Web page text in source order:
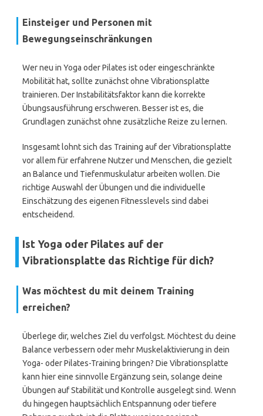
Einsteiger und Personen mit
Bewegungseinschränkungen
Wer neu in Yoga oder Pilates ist oder eingeschränkte
Mobilität hat, sollte zunächst ohne Vibrationsplatte
trainieren. Der Instabilitätsfaktor kann die korrekte
Übungsausführung erschweren. Besser ist es, die
Grundlagen zunächst ohne zusätzliche Reize zu lernen.
Insgesamt lohnt sich das Training auf der Vibrationsplatte
vor allem für erfahrene Nutzer und Menschen, die gezielt
an Balance und Tiefenmuskulatur arbeiten wollen. Die
richtige Auswahl der Übungen und die individuelle
Einschätzung des eigenen Fitnesslevels sind dabei
entscheidend.
Ist Yoga oder Pilates auf der
Vibrationsplatte das Richtige für dich?
Was möchtest du mit deinem Training
erreichen?
Überlege dir, welches Ziel du verfolgst. Möchtest du deine
Balance verbessern oder mehr Muskelaktivierung in dein
Yoga- oder Pilates-Training bringen? Die Vibrationsplatte
kann hier eine sinnvolle Ergänzung sein, solange deine
Übungen auf Stabilität und Kontrolle ausgelegt sind. Wenn
du hingegen hauptsächlich Entspannung oder tiefere